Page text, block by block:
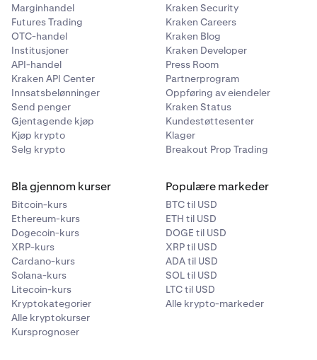
Marginhandel
Futures Trading
OTC-handel
Institusjoner
API-handel
Kraken API Center
Innsatsbelønninger
Send penger
Gjentagende kjøp
Kjøp krypto
Selg krypto
Kraken Security
Kraken Careers
Kraken Blog
Kraken Developer
Press Room
Partnerprogram
Oppføring av eiendeler
Kraken Status
Kundestøttesenter
Klager
Breakout Prop Trading
Bla gjennom kurser
Bitcoin-kurs
Ethereum-kurs
Dogecoin-kurs
XRP-kurs
Cardano-kurs
Solana-kurs
Litecoin-kurs
Kryptokategorier
Alle kryptokurser
Kursprognoser
Populære markeder
BTC til USD
ETH til USD
DOGE til USD
XRP til USD
ADA til USD
SOL til USD
LTC til USD
Alle krypto-markeder